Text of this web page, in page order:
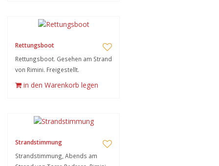
Rettungsboot
Rettungsboot. Gesehen am Strand
von Rimini. Freigestellt.
in den Warenkorb legen
Strandstimmung
Strandstimmung, Abends am